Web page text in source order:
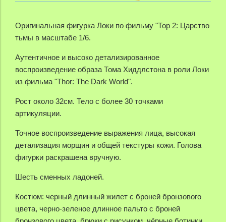
Оригинальная фигурка Локи по фильму "Тор 2: Царство
тьмы в масштабе 1/6.
Аутентичное и высоко детализированное
воспроизведение образа Тома Хиддлстона в роли Локи
из фильма "Thor: The Dark World".
Рост около 32см. Тело с более 30 точками
артикуляции.
Точное воспроизведение выражения лица, высокая
детализация морщин и общей текстуры кожи. Голова
фигурки раскрашена вручную.
Шесть сменных ладоней.
Костюм: черный длинный жилет с броней бронзового
цвета, черно-зеленое длинное пальто с броней